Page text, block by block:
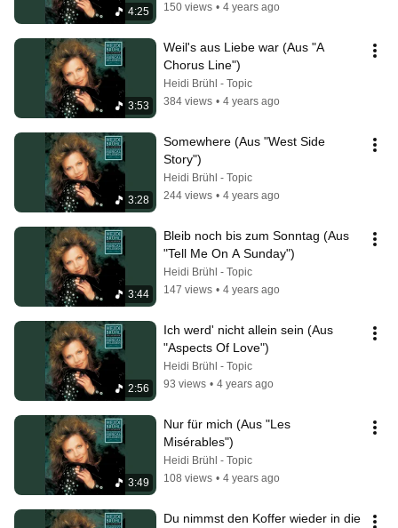
4:25
150 views • 4 years ago
3:53
Weil's aus Liebe war (Aus "A
Chorus Line")
Heidi Brühl - Topic
384 views • 4 years ago
3:28
Somewhere (Aus "West Side
Story")
Heidi Brühl - Topic
244 views • 4 years ago
3:44
Bleib noch bis zum Sonntag (Aus
"Tell Me On A Sunday")
Heidi Brühl - Topic
147 views • 4 years ago
2:56
Ich werd' nicht allein sein (Aus
"Aspects Of Love")
Heidi Brühl - Topic
93 views • 4 years ago
3:49
Nur für mich (Aus "Les
Misérables")
Heidi Brühl - Topic
108 views • 4 years ago
Du nimmst den Koffer wieder in die